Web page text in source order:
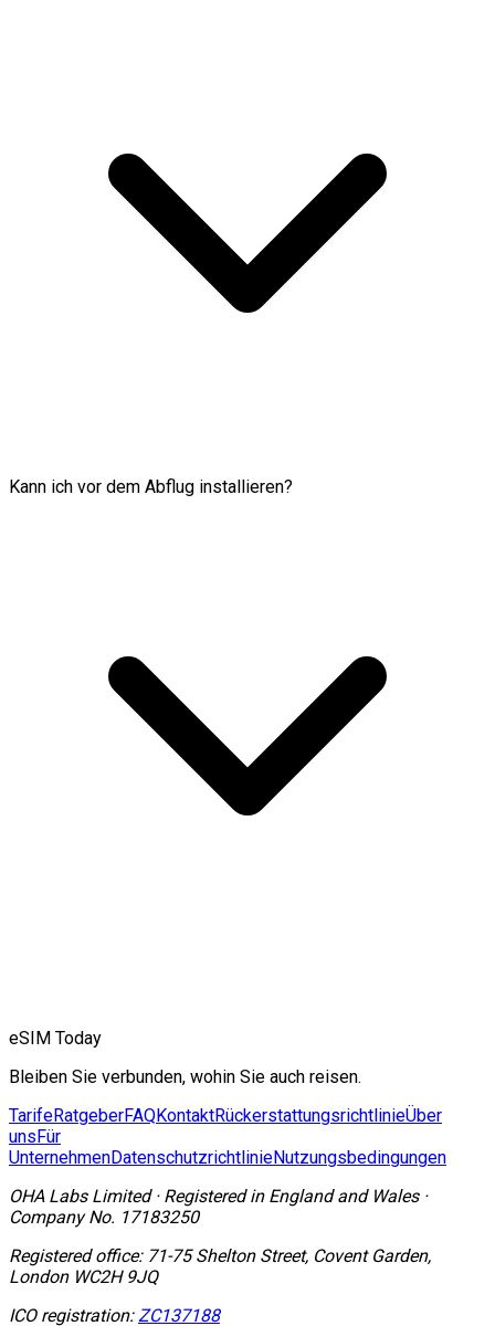
Kann ich vor dem Abflug installieren?
eSIM Today
Bleiben Sie verbunden, wohin Sie auch reisen.
TarifeRatgeberFAQKontaktRückerstattungsrichtlinieÜber
uns Für
UnternehmenDatenschutzrichtlinieNutzungsbedingungen
OHA Labs Limited· Registered in England and Wales·
Company No. 17183250
Registered office: 71-75 Shelton Street, Covent Garden,
London WC2H 9JQ
ICO registration: ZC137188